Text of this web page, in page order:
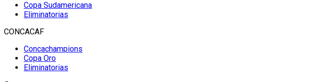
Copa Sudamericana
Eliminatorias
CONCACAF
Concachampions
Copa Oro
Eliminatorias